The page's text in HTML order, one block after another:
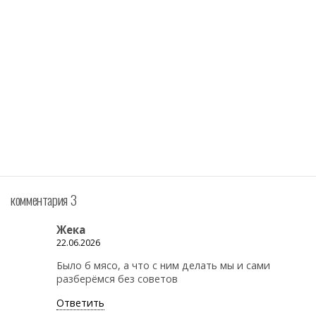
комментария 3
Жека
22.06.2026
Было б мясо, а что с ним делать мы и сами
разберёмся без советов
Ответить